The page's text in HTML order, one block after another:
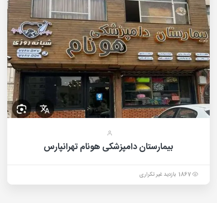
بیمارستان دامپزشکی هونام تهرانپارس
1867 بازدید غیر تکراری